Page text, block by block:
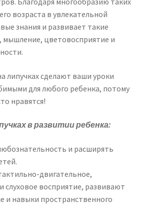
возраста в увлекательной
знания и развивает такие
мышление, цветовосприятие и
липучках сделают ваши уроки
для любого ребенка, потому
нравятся!
в развитии ребенка:
и расширять
двигательное,
слуховое восприятие, развивают
и навыки пространственного